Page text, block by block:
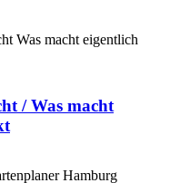
/ Was macht